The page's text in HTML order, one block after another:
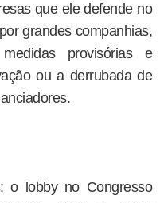
que ele defende no
grandes companhias,
provisórias e
ou a derrubada de
o lobby no Congresso